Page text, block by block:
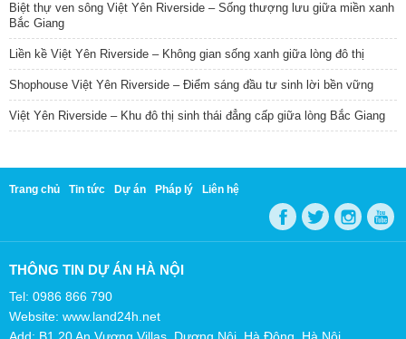
Biệt thự ven sông Việt Yên Riverside – Sống thượng lưu giữa miền xanh
Bắc Giang
Liền kề Việt Yên Riverside – Không gian sống xanh giữa lòng đô thị
Shophouse Việt Yên Riverside – Điểm sáng đầu tư sinh lời bền vững
Việt Yên Riverside – Khu đô thị sinh thái đẳng cấp giữa lòng Bắc Giang
Trang chủ Tin tức Dự án Pháp lý Liên hệ
THÔNG TIN DỰ ÁN HÀ NỘI
Tel: 0986 866 790
Website: www.land24h.net